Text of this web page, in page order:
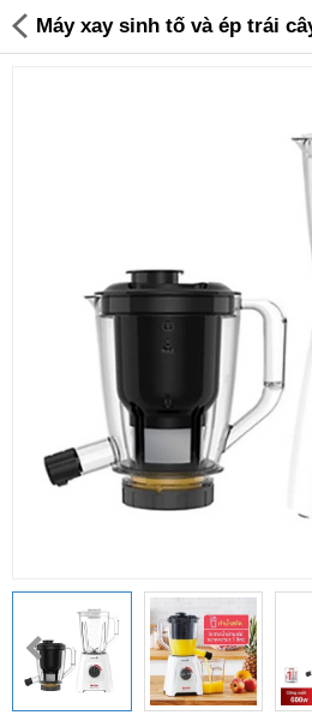
Điện gia dụng
Đồ tiện ích
Đồ chơi trẻ em
Sản phẩm khác
Thương hiệu
So sánh Yêu thích (0)
Hotline: 0816 505 655
Tải App SanHangRe nhận Quà